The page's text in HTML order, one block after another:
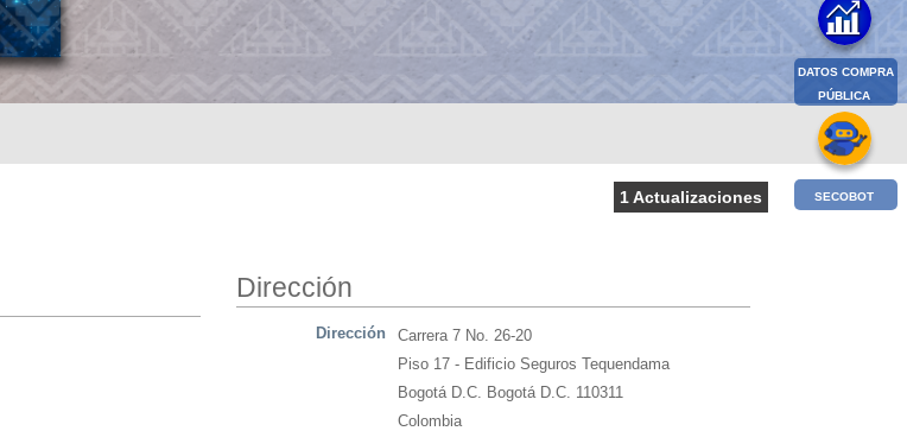
1 Actualizaciones
Dirección
Dirección
Carrera 7 No. 26-20
Piso 17 - Edificio Seguros Tequendama
Bogotá D.C. Bogotá D.C. 110311
Colombia
DATOS COMPRA
PÚBLICA
SECOBOT